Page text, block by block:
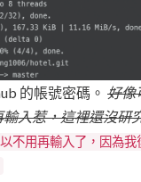
的帳號密碼。 好像
入惹，這裡還沒研
不用再輸入了，因為